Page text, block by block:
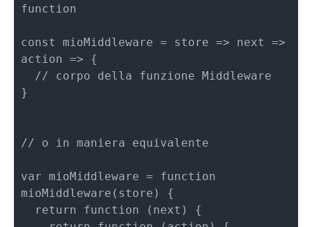
function
const mioMiddleware = store => next =>
action => {
}
// o in maniera equivalente
var mioMiddleware = function
mioMiddleware(store) {